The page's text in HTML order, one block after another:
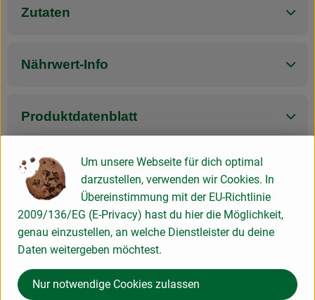
Zutaten
Nährwert-Info
Produktdatenblatt
Herkunft
Hersteller: GOY
TAGWERK
Um unsere Webseite für dich optimal
darzustellen, verwenden wir Cookies. In
Übereinstimmung mit der EU-Richtlinie
2009/136/EG (E-Privacy) hast du hier die Möglichkeit,
genau einzustellen, an welche Dienstleister du deine
Daten weitergeben möchtest.
Nur notwendige Cookies zulassen